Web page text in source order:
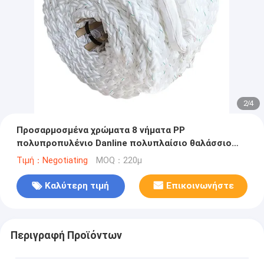
2/4
Προσαρμοσμένα χρώματα 8 νήματα PP
πολυπροπυλένιο Danline πολυπλαίσιο θαλάσσιο
σχοινί αγκυροβολίας
Τιμή：Negotiating MOQ：220μ
Καλύτερη τιμή Επικοινωνήστε
Περιγραφή Προϊόντων